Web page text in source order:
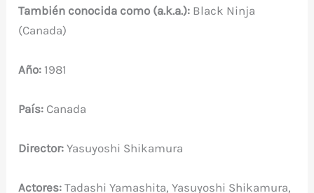
o
k
p
r
También conocida como (a.k.a.): Black Ninja
(Canada)
Año: 1981
País: Canada
Director: Yasuyoshi Shikamura
Actores: Tadashi Yamashita, Yasuyoshi Shikamura,